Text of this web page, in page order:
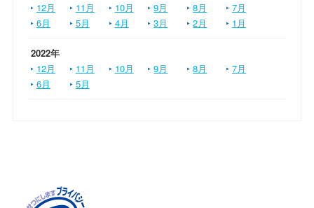
12月
11月 10月 9月 8月
7月
6月
5月 4月 3月 2月 1月
2022年
12月
11月 10月 9月 8月
7月
6月
5月